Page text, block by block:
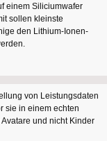
einem Siliciumwafer
sollen kleinste
den Lithium-Ionen-
von Leistungsdaten
sie in einem echten
und nicht Kinder